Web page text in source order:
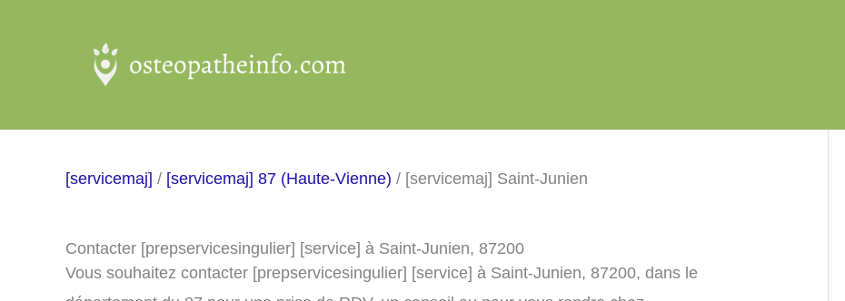
[servicemaj] / [servicemaj] 87 (Haute-Vienne) / [servicemaj] Saint-Junien
Contacter [prepservicesingulier] [service] à Saint-Junien, 87200
Vous souhaitez contacter [prepservicesingulier] [service] à Saint-Junien, 87200, dans le